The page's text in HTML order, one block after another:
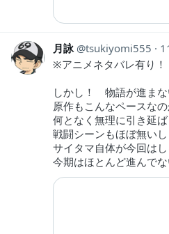
月詠 tsukiyomi555
※アニメネタバレ有り！
しかし！ 物語が進ま
原作もこんなペースなの
何となく無理に引き延
戦闘シーンもほぼ無いし
サイタマ自体が今回はし
今期はほとんど進んでな